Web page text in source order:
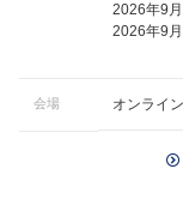
2026年9
2026年9
会場 オンライ